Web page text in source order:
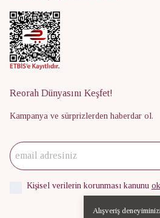
Alışveriş
Reorah Dünyasını Keşfet!
Kampanya ve sürprizlerden haberdar ol.
Kişisel verilerin korunması kanunu